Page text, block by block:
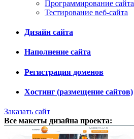
Программирование сайта
Тестирование веб-сайта
Дизайн сайта
Наполнение сайта
Регистрация доменов
Хостинг (размещение сайтов)
Заказать сайт
Все макеты дизайна проекта: